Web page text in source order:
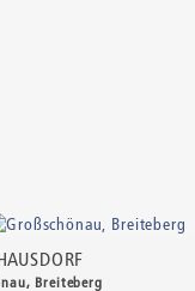
Breiteberg